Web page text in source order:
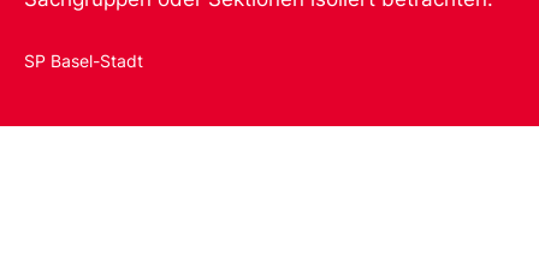
SP Basel-Stadt